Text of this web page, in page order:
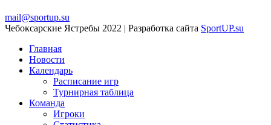
mail@sportup.su
Чебоксарские Ястребы 2022 | Разработка сайта SportUP.su
Главная
Новости
Календарь
Расписание игр
Турнирная таблица
Команда
Игроки